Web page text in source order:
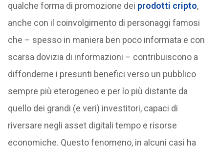
qualche forma di promozione dei prodotti cripto,
anche con il coinvolgimento di personaggi famosi
che – spesso in maniera ben poco informata e con
scarsa dovizia di informazioni – contribuiscono a
diffonderne i presunti benefici verso un pubblico
sempre più eterogeneo e per lo più distante da
quello dei grandi (e veri) investitori, capaci di
riversare negli asset digitali tempo e risorse
economiche. Questo fenomeno, in alcuni casi ha